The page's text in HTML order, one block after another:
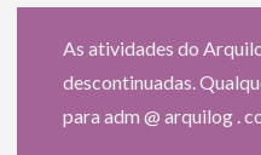
As atividades do
descontinuadas.
para adm @ arquilog .